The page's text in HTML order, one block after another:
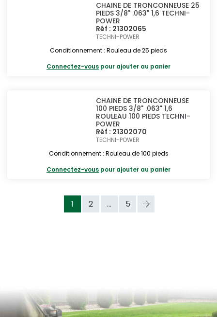
CHAINE DE TRONCONNEUSE 25
PIEDS 3/8" .063" 1,6 TECHNI-
POWER
Réf : 21302065
TECHNI-POWER
Conditionnement : Rouleau de 25 pieds
Connectez-vous pour ajouter au panier
CHAINE DE TRONCONNEUSE
100 PIEDS 3/8" .063" 1,6
ROULEAU 100 PIEDS TECHNI-
POWER
Réf : 21302070
TECHNI-POWER
Conditionnement : Rouleau de 100 pieds
Connectez-vous pour ajouter au panier
1 2 ... 5